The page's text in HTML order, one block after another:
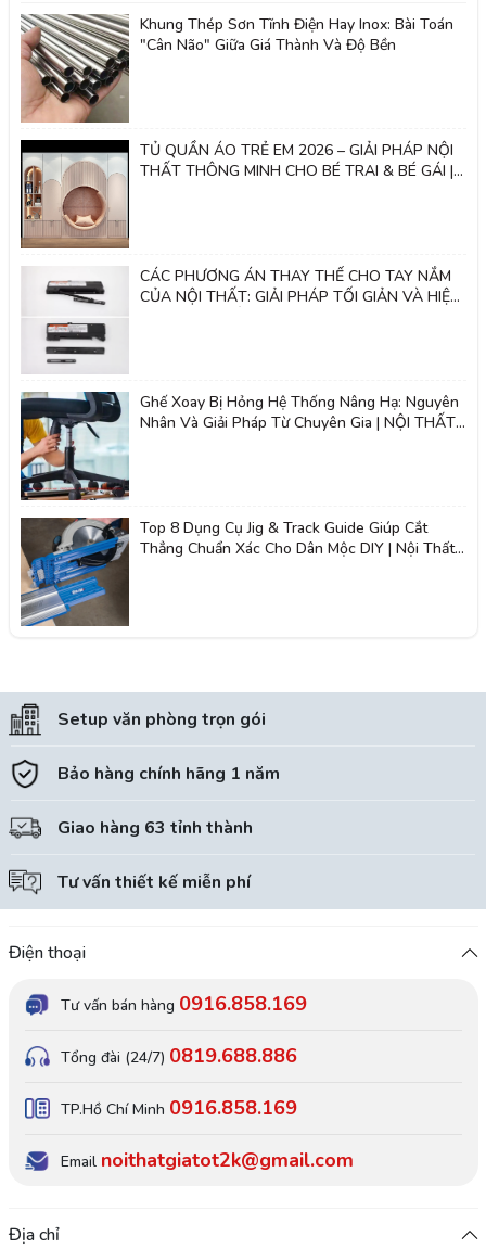
Khung Thép Sơn Tĩnh Điện Hay Inox: Bài Toán
"Cân Não" Giữa Giá Thành Và Độ Bền
TỦ QUẦN ÁO TRẺ EM 2026 – GIẢI PHÁP NỘI
THẤT THÔNG MINH CHO BÉ TRAI & BÉ GÁI |
CÁC PHƯƠNG ÁN THAY THẾ CHO TAY NẮM
CỦA NỘI THẤT: GIẢI PHÁP TỐI GIẢN VÀ HIỆN
Ghế Xoay Bị Hỏng Hệ Thống Nâng Hạ: Nguyên
Nhân Và Giải Pháp Từ Chuyên Gia | NỘI THẤT
Top 8 Dụng Cụ Jig & Track Guide Giúp Cắt
Thẳng Chuẩn Xác Cho Dân Mộc DIY | Nội Thất
Setup văn phòng trọn gói
Bảo hàng chính hãng 1 năm
Giao hàng 63 tỉnh thành
Tư vấn thiết kế miễn phí
Điện thoại
Tư vấn bán hàng 0916.858.169
Tổng đài (24/7) 0819.688.886
TP.Hồ Chí Minh 0916.858.169
Email noithatgiatot2k@gmail.com
Địa chỉ